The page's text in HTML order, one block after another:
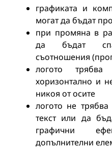
графиката и
могат да бъдат
при промяна в
да бъдат
съотношения
логото
хоризонтално и
никоя от осите
логото не
текст или да
графични
допълнителни